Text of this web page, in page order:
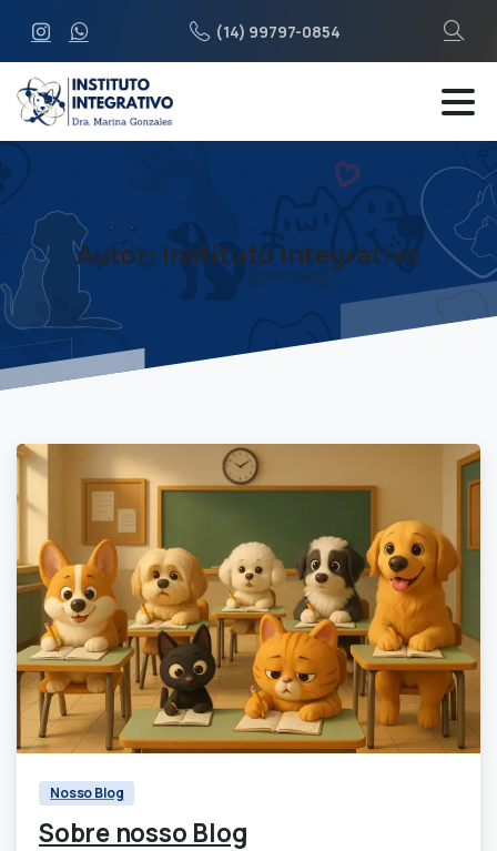
(14) 99797-0854
Autor: Instituto Integrativo
0
Nosso Blog
Sobre nosso Blog